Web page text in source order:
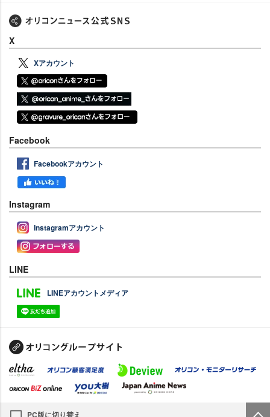
X
Xアカウント
Facebook
Facebookアカウント
Instagram
Instagramアカウント
LINE
LINEアカウントメディア
PC版に切り替え